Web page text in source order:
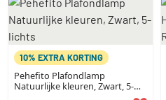
10% EXTRA KORTING
Pehefito Plafondlamp
Natuurlijke kleuren, Zwart, 5-